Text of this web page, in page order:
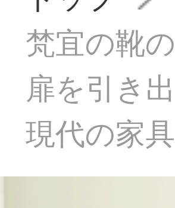
梵宜の靴
扉を引き
現代の家